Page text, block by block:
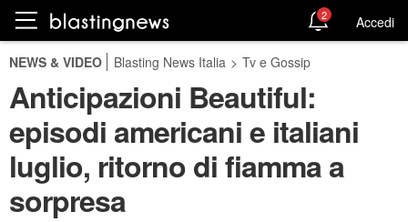
2 Accedi
NEWS & VIDEO Blasting News Italia > Tv e Gossip
Anticipazioni Beautiful:
episodi americani e italiani
luglio, ritorno di fiamma a
sorpresa